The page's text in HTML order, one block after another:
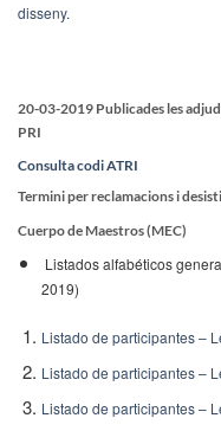
disseny.
20-03-2019 Publicades les
PRI
Consulta codi ATRI
Termini per reclamacions i
Cuerpo de Maestros (MEC)
Listados alfabéticos
2019)
Listado de participantes –
Listado de participantes –
Listado de participantes –